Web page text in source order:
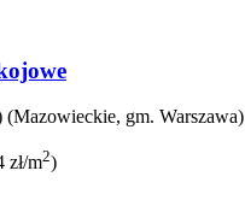
gm. Warszawa)
zł/m2)